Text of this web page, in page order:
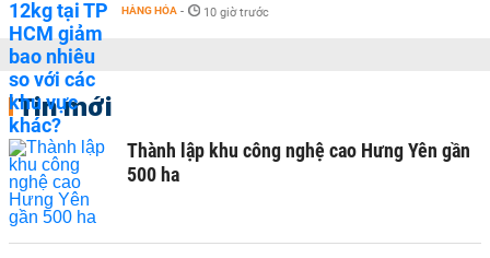
HÀNG HÓA - 10 giờ trước
Tin mới
Thành lập khu công nghệ cao Hưng Yên gần
500 ha